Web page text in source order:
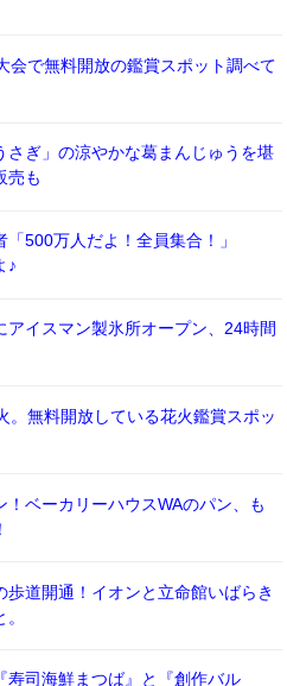
会で無料開放の鑑賞スポット調べて
さぎ」の涼やかな葛まんじゅうを堪
売も
500万人だよ！全員集合！」
♪
アイスマン製氷所オープン、24時間
。無料開放している花火鑑賞スポッ
ベーカリーハウスWAのパン、も
歩道開通！イオンと立命館いばらき
寿司海鮮まつば』と『創作バル